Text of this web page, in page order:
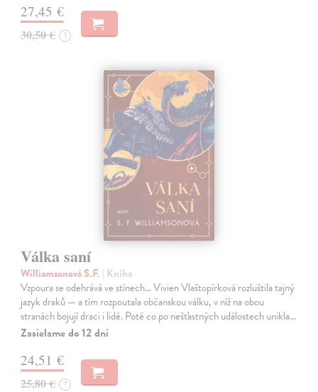
27,45 €
30,50 € ?
Válka saní
Williamsonová S.F. | Kniha
Vzpoura se odehrává ve stínech… Vivien Vlaštopírková rozluštila tajný
jazyk draků — a tím rozpoutala občanskou válku, v níž na obou
stranách bojují draci i lidé. Poté co po nešťastných událostech unikla…
Zasielame do 12 dní
24,51 €
25,80 € ?